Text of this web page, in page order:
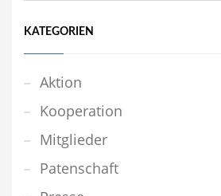
KATEGORIEN
Aktion
Kooperation
Mitglieder
Patenschaft